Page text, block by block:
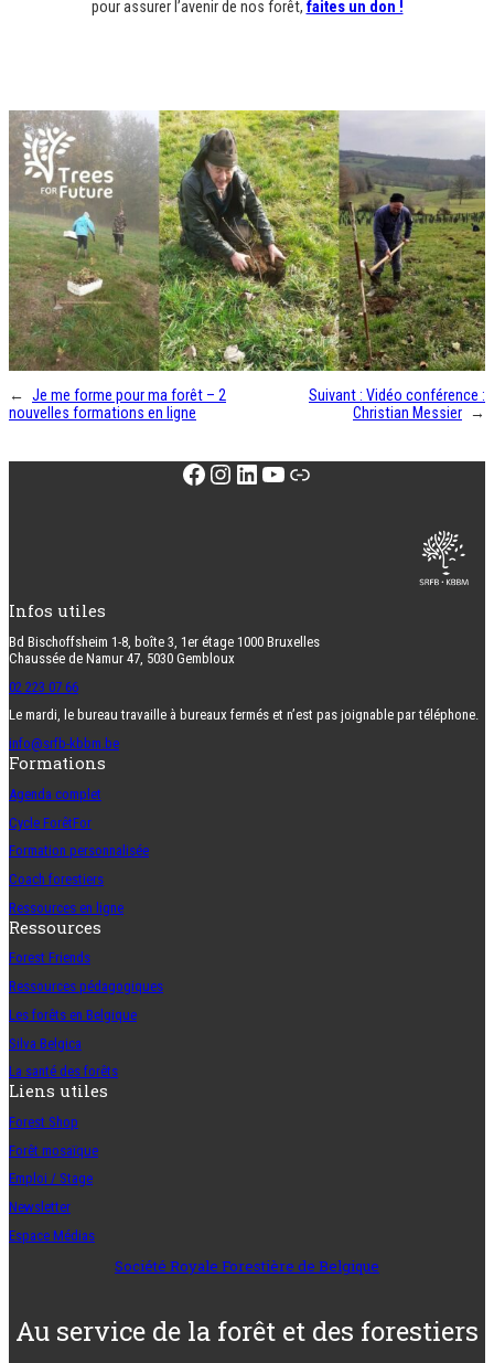
pour assurer l’avenir de nos forêt, faites un don !
← Je me forme pour ma forêt – 2
nouvelles formations en ligne
Suivant : Vidéo conférence :
Christian Messier →
Facebook
Instagram
LinkedIn
YouTube
Lien
Infos utiles
Bd Bischoffsheim 1-8, boîte 3, 1er étage 1000 Bruxelles
Chaussée de Namur 47, 5030 Gembloux
02 223 07 66
Le mardi, le bureau travaille à bureaux fermés et n’est pas joignable par téléphone.
info@srfb-kbbm.be
Formations
Agenda complet
Cycle ForêtFor
Formation personnalisée
Coach forestiers
Ressources en ligne
Ressources
Forest Friends
Ressources pédagogiques
Les forêts en Belgique
Silva Belgica
La santé des forêts
Liens utiles
Forest Shop
Forêt mosaïque
Emploi / Stage
Newsletter
Espace Médias
Société Royale Forestière de Belgique
Au service de la forêt et des forestiers